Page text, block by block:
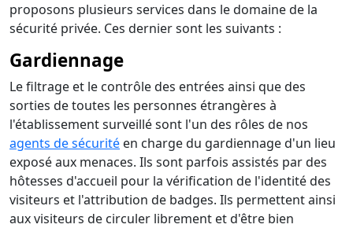
proposons plusieurs services dans le domaine de la
sécurité privée. Ces dernier sont les suivants :
Gardiennage
Le filtrage et le contrôle des entrées ainsi que des
sorties de toutes les personnes étrangères à
l'établissement surveillé sont l'un des rôles de nos
agents de sécurité en charge du gardiennage d'un lieu
exposé aux menaces. Ils sont parfois assistés par des
hôtesses d'accueil pour la vérification de l'identité des
visiteurs et l'attribution de badges. Ils permettent ainsi
aux visiteurs de circuler librement et d'être bien